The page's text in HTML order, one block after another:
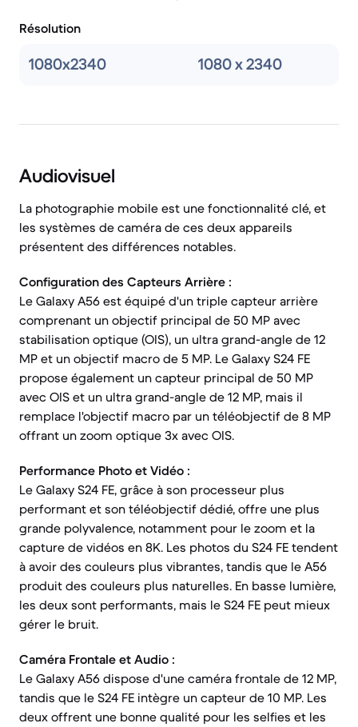
Résolution
1080x2340 1080 x 2340
Audiovisuel
La photographie mobile est une fonctionnalité clé, et
les systèmes de caméra de ces deux appareils
présentent des différences notables.
Configuration des Capteurs Arrière :
Le Galaxy A56 est équipé d'un triple capteur arrière
comprenant un objectif principal de 50 MP avec
stabilisation optique (OIS), un ultra grand-angle de 12
MP et un objectif macro de 5 MP. Le Galaxy S24 FE
propose également un capteur principal de 50 MP
avec OIS et un ultra grand-angle de 12 MP, mais il
remplace l'objectif macro par un téléobjectif de 8 MP
offrant un zoom optique 3x avec OIS.
Performance Photo et Vidéo :
Le Galaxy S24 FE, grâce à son processeur plus
performant et son téléobjectif dédié, offre une plus
grande polyvalence, notamment pour le zoom et la
capture de vidéos en 8K. Les photos du S24 FE tendent
à avoir des couleurs plus vibrantes, tandis que le A56
produit des couleurs plus naturelles. En basse lumière,
les deux sont performants, mais le S24 FE peut mieux
gérer le bruit.
Caméra Frontale et Audio :
Le Galaxy A56 dispose d'une caméra frontale de 12 MP,
tandis que le S24 FE intègre un capteur de 10 MP. Les
deux offrent une bonne qualité pour les selfies et les